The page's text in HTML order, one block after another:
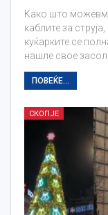
Како што
каблите за
куќарките се
нашле свое
ПОВЕЌЕ...
СКОПЈЕ